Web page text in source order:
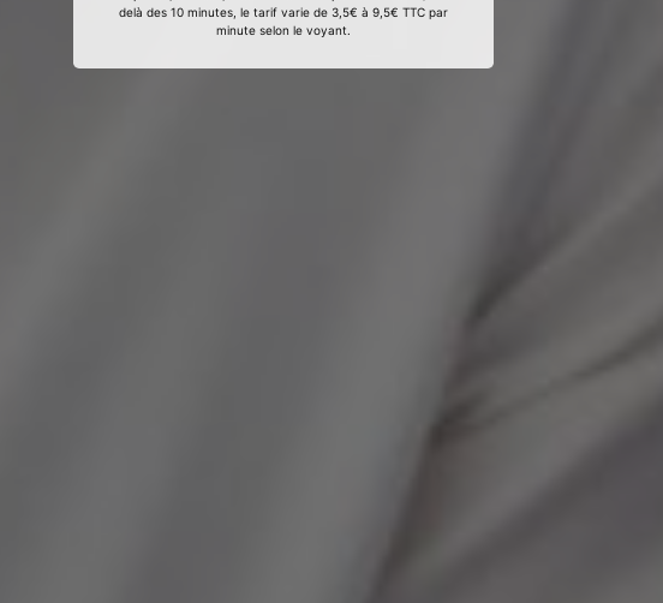
delà des 10 minutes, le tarif varie de 3,5€ à 9,5€ TTC par
minute selon le voyant.